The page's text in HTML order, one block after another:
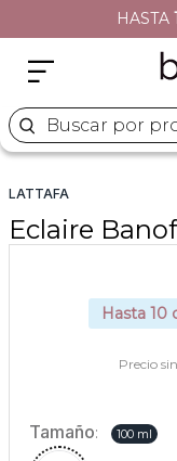
HASTA
Buscar por
LATTAFA
Eclaire
Hasta 10
Precio
Tamaño: 100 ml
naj oleari
5. versace